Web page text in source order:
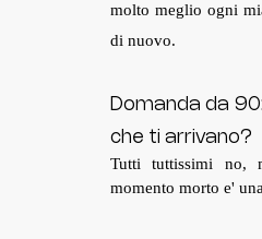
molto meglio ogni
di nuovo.
Domanda da
che ti arrivano?
Tutti tuttissimi no,
momento morto e'